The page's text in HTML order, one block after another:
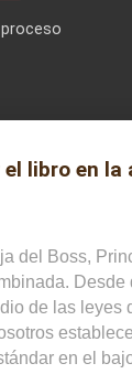
proceso
el libro en la
del Boss,
Desde
de las leyes
en el